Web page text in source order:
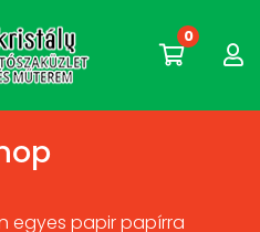
0
egyes papir papírra